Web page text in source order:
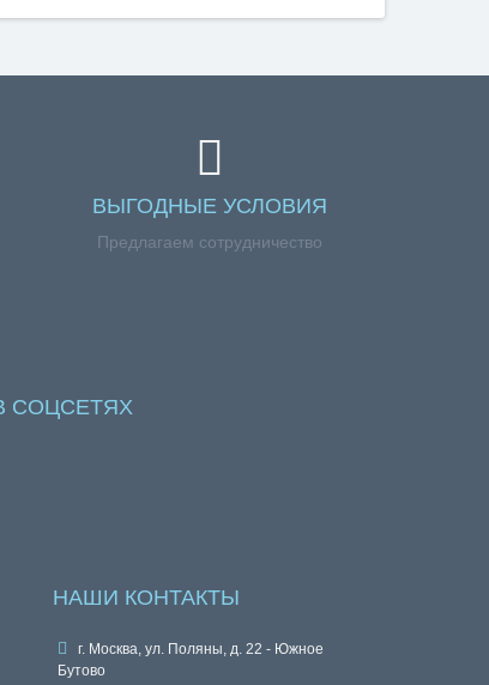
ВЫГОДНЫЕ УСЛОВИЯ
Предлагаем сотрудничество
СОЦСЕТЯХ
НАШИ КОНТАКТЫ
г. Москва, ул. Поляны, д. 22 - Южное
Бутово